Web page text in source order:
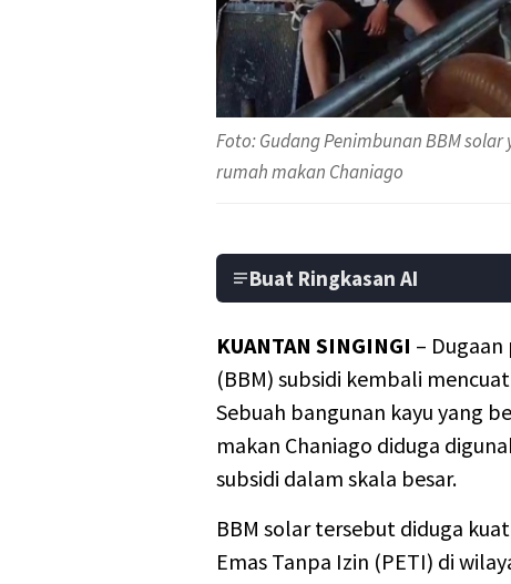
Foto: Gudang Penimbunan BBM
rumah makan Chaniago
Buat Ringkasan AI
KUANTAN SINGINGI –
(BBM) subsidi kembali
Sebuah bangunan kayu yang
makan Chaniago diduga
subsidi dalam skala besar.
BBM solar tersebut diduga
Emas Tanpa Izin (PETI) di